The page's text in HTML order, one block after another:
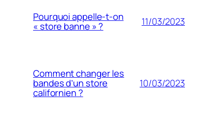
Pourquoi appelle-t-on
« store banne » ? 11/03/2023
Comment changer les
bandes d’un store
californien ?
10/03/2023